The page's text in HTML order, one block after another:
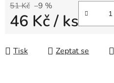
51 Kč –9 %
46 Kč/ ks
Tisk Zeptat se